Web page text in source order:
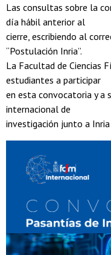
Las consultas sobre la
día hábil anterior al
cierre, escribiendo al
“Postulación Inria”.
La Facultad de Ciencias
estudiantes a participar
en esta convocatoria y a
internacional de
investigación junto a Inria